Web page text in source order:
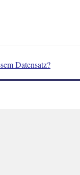
Datensatz?